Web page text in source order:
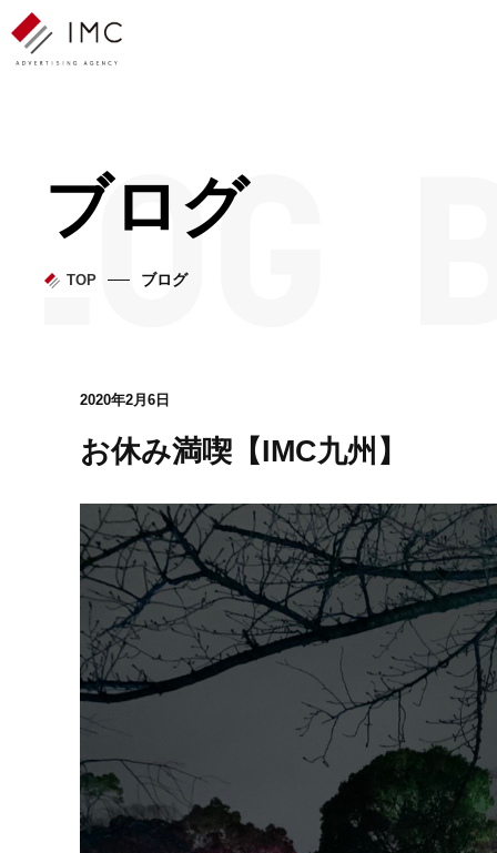
ブログ
TOP ブログ
2020年2月6日
お休み満喫【IMC九州】